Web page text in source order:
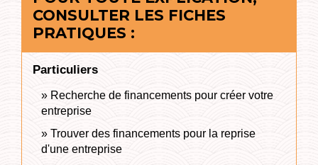
CONSULTER LES FICHES
PRATIQUES :
Particuliers
Recherche de financements pour créer votre
entreprise
Trouver des financements pour la reprise
d'une entreprise